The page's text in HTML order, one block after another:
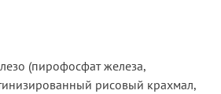
(пирофосфат железа,
рисовый крахмал,